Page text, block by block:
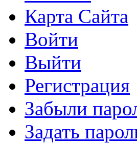
Карта Сайта
Войти
Выйти
Регистрация
Забыли
Задать